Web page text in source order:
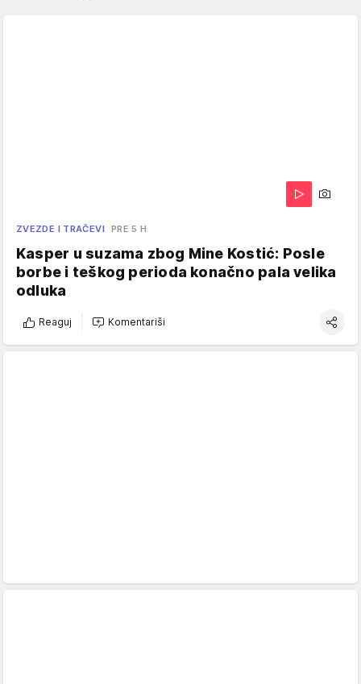
ZVEZDE I TRAČEVI PRE 5 H
Kasper u suzama zbog Mine Kostić: Posle
borbe i teškog perioda konačno pala velika
odluka
Reaguj Komentariši